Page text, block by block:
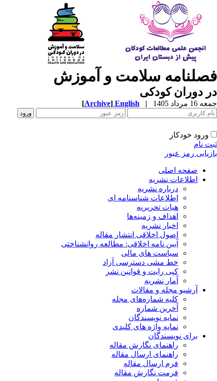
سلامت و آموزش
دوران کودکی
مرداد 1405 |
English
[Archive]
ورود خودکار
نام
رمز عبور
صفحه اصلی
اطلاعات نشریه
درباره نشریه
اطلاعات شناسنامه ای
هیات تحریریه
اهداف و زمینه‌ها
اخبار نشریه
اصول اخلاقی انتشار مقاله
آیین نامه اخلاقی: مطالعه روانشناختی
سیاست های مالی
خط مشی دسترسی آزاد
کپی رایت و قوانین نشر
آمار نشریه
آرشیو مجله و مقالات
کلیه شماره‌های مجله
آخرین شماره
نمایه نویسندگان
نمایه واژه های کلیدی
برای نویسندگان
راهنمای نگارش مقاله
راهنمای ارسال مقاله
فرم ارسال مقاله
فرمت نگارش مقاله